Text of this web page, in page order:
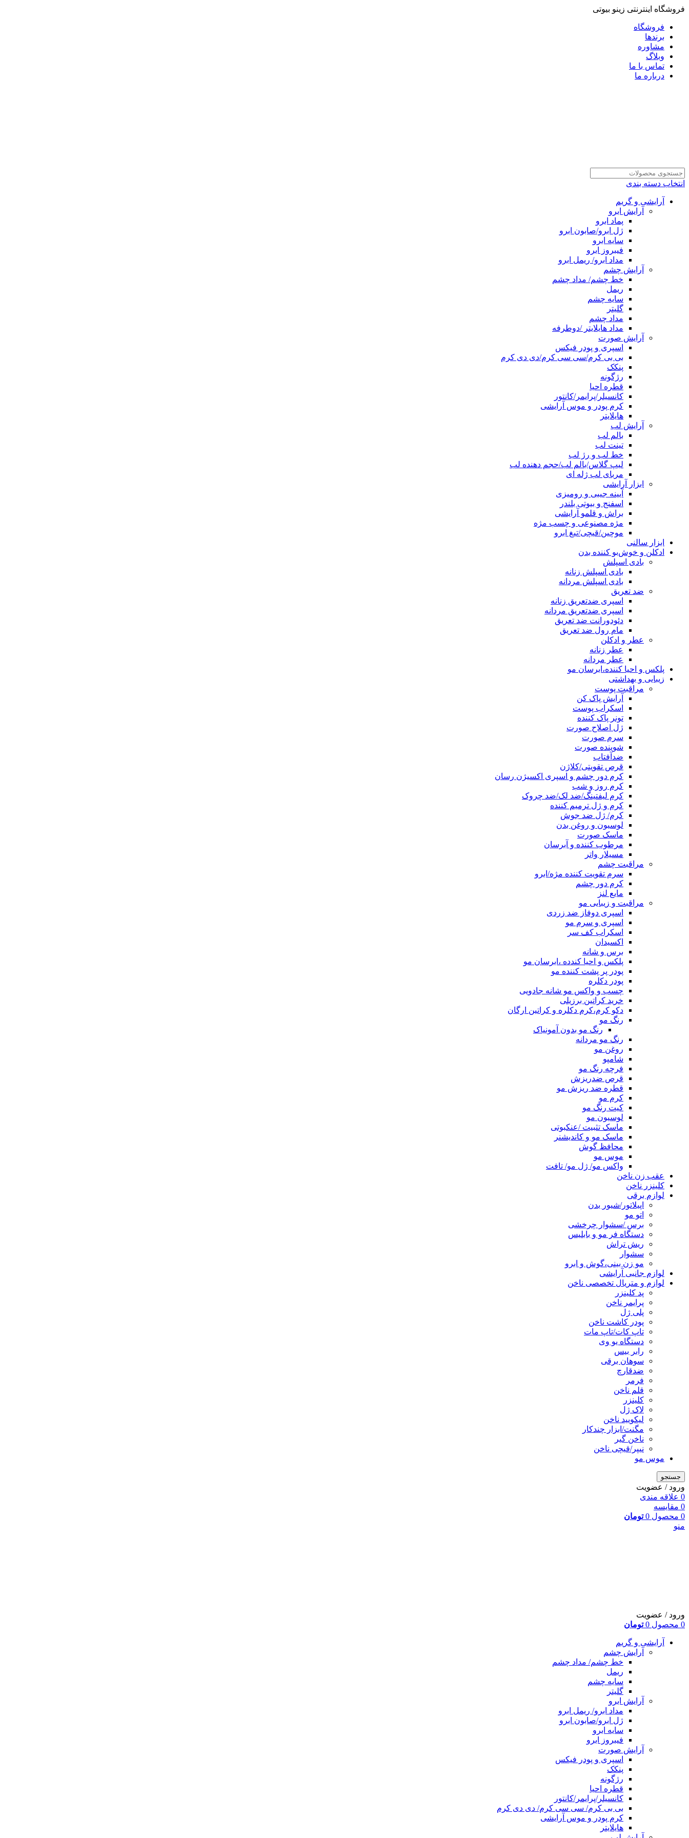
فروشگاه اینترنتی زینو بیوتی
فروشگاه
برندها
مشاوره
وبلاگ
تماس با ما
درباره ما
انتخاب دسته بندی
آرایشی و گریم
آرایش ابرو
پماد ابرو
ژل ابرو/صابون ابرو
سایه ابرو
فیبروز ابرو
مداد ابرو/ ریمل ابرو
آرایش چشم
خط چشم/ مداد چشم
ریمل
سایه چشم
گلیتر
مداد چشم
مداد هایلایتر /دوطرفه
آرایش صورت
اسپری و پودر فیکس
بی بی کرم/سی سی کرم/دی دی کرم
پنکک
رژگونه
قطره احیا
کانسیلر/پرایمر/کانتور
کرم پودر و موس آرایشی
هایلایتر
آرایش لب
بالم لب
تینت لب
خط لب و رژ لب
لیپ گلاس/بالم لب/حجم دهنده لب
مربای لب ژله ای
ابزار آرایشی
آیینه جیبی و رومیزی
اسفنج و بیوتی بلندر
براش و قلمو آرایشی
مژه مصنوعی و چسب مژه
موچین/قیچی/تیغ ابرو
ابزار سالنی
ادکلن و خوش‌بو کننده بدن
بادی اسپلش
بادی اسپلش زنانه
بادی اسپلش مردانه
ضد تعریق
اسپری ضدتعریق زنانه
اسپری ضدتعریق مردانه
دئودورانت ضد تعریق
مام رول ضد تعریق
عطر و ادکلن
عطر زنانه
عطر مردانه
پلکس و احیا کننده،ابرسان مو
زیبایی و بهداشتی
مراقبت پوست
آرایش پاک کن
اسکراب پوست
تونر پاک کننده
ژل اصلاح صورت
سرم صورت
شوینده صورت
ضدآفتاب
قرص تقویتی/کلاژن
کرم دور چشم و اسپری اکسیژن رسان
کرم روز و شب
کرم لیفتینگ/ضد لک/ضد چروک
کرم و ژل ترمیم کننده
کرم/ ژل ضد جوش
لوسیون و روغن بدن
ماسک صورت
مرطوب کننده و آبرسان
مسیلار واتر
مراقبت چشم
سرم تقویت کننده مژه/ابرو
کرم دور چشم
مایع لنز
مراقبت و زیبایی مو
اسپری دوفاز ضد زردی
اسپری و سرم مو
اسکراب کف سر
اکسیدان
برس و شانه
پلکس و احیا کندده ،ابرسان مو
پودر پر پشت کننده مو
پودر دکلره
چسب و واکس مو شانه جادویی
خرید کراتین برزیلی
دکو کرم،کرم دکلره و کراتین ارگان
رنگ مو
رنگ مو بدون آمونیاک
رنگ مو مردانه
روغن مو
شامپو
فرچه رنگ مو
قرص ضدریزش
قطره ضد ریزش مو
کرم مو
کیت رنگ مو
لوسیون مو
ماسک تثبیت /عنکبوتی
ماسک مو و کاندیشنر
محافظ گوش
موس مو
واکس مو/ ژل مو/ تافت
عقب زن ناخن
کلینزر ناخن
لوازم برقی
اپیلاتور/شیور بدن
اتو مو
برس /سشوار چرخشی
دستگاه فر مو و بابلیس
ریش تراش
سشوار
مو زن بینی،گوش و ابرو
لوازم جانبی آرایشی
لوازم و متریال تخصصی ناخن
پد کلینزر
پرایمر ناخن
پلی ژل
پودر کاشت ناخن
تاپ کات/تاپ مات
دستگاه یو وی
رابر بیس
سوهان برقی
ضدقارچ
فرمر
قلم ناخن
کلینزر
لاک ژل
لیکوييد ناخن
مگنت/ابزار چندکار
ناخن گیر
نیپر/قیچی ناخن
موس مو
جستجو
ورود / عضویت
0 علاقه مندی
0 مقایسه
0 محصول 0 تومان
منو
ورود / عضویت
0 محصول 0 تومان
آرایشی و گریم
آرایش چشم
خط چشم/ مداد چشم
ریمل
سایه چشم
گلیتر
آرایش ابرو
مداد ابرو/ ریمل ابرو
ژل ابرو/صابون ابرو
سایه ابرو
فیبروز ابرو
آرایش صورت
اسپری و پودر فیکس
پنکک
رژگونه
قطره احیا
کانسیلر/پرایمر/کانتور
بی بی کرم/ سی سی کرم/ دی دی کرم
کرم پودر و موس آرایشی
هایلایتر